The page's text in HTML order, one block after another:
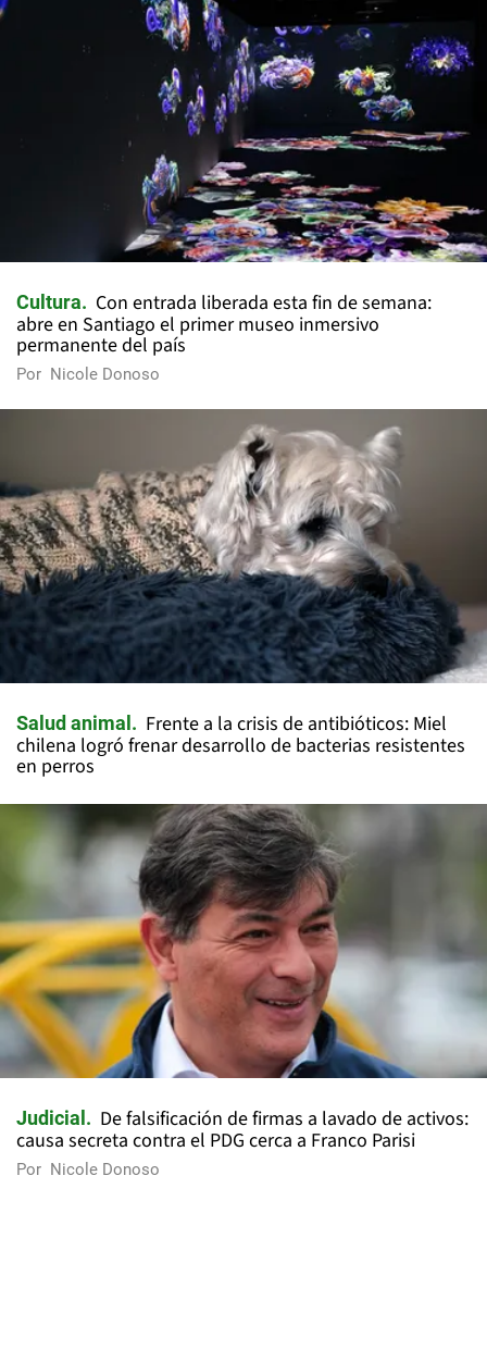
Cultura
Con entrada liberada esta fin de semana:
abre en Santiago el primer museo inmersivo
permanente del país
Por Nicole Donoso
Salud animal
Frente a la crisis de antibióticos: Miel
chilena logró frenar desarrollo de bacterias resistentes
en perros
Judicial
De falsificación de firmas a lavado de activos:
causa secreta contra el PDG cerca a Franco Parisi
Por Nicole Donoso